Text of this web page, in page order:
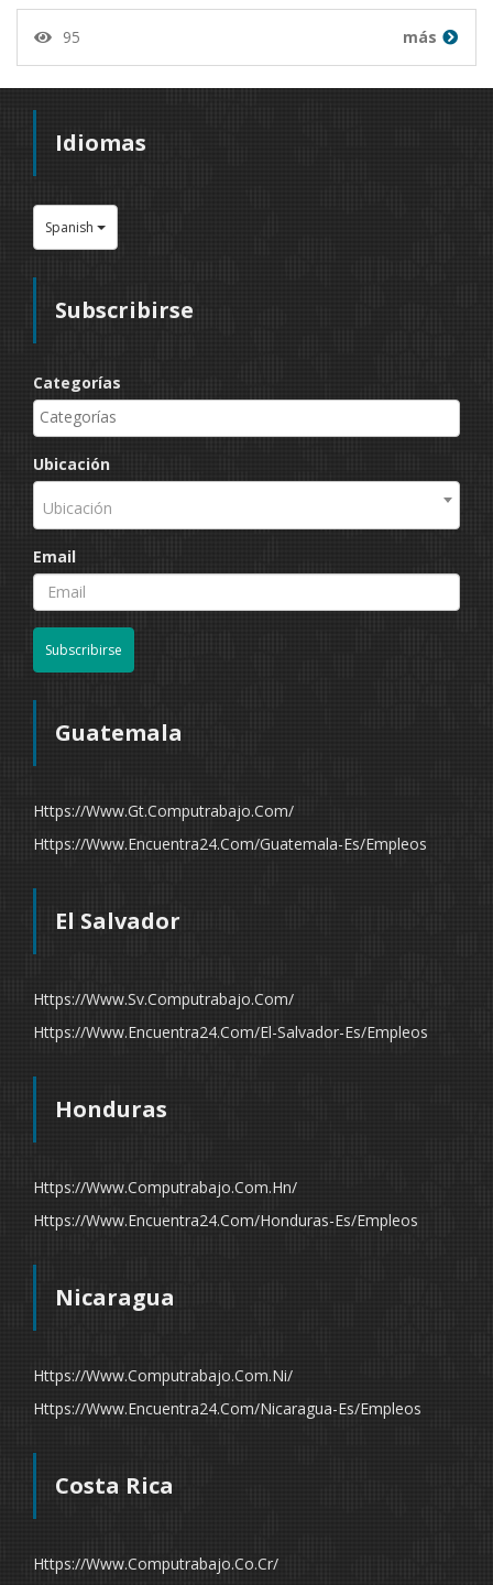
95 más
Idiomas
Spanish
Subscribirse
Categorías
Ubicación
Ubicación
Email
Subscribirse
Guatemala
Https://www.gt.computrabajo.com/
Https://www.encuentra24.com/guatemala-Es/empleos
El Salvador
Https://www.sv.computrabajo.com/
Https://www.encuentra24.com/el-Salvador-Es/empleos
Honduras
Https://www.computrabajo.com.hn/
Https://www.encuentra24.com/honduras-Es/empleos
Nicaragua
Https://www.computrabajo.com.ni/
Https://www.encuentra24.com/nicaragua-Es/empleos
Costa Rica
Https://www.computrabajo.co.cr/